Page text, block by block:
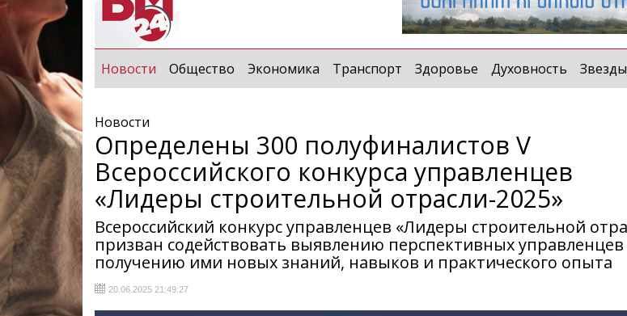
Новости (current)
Общество Экономика Транспорт Здоровье Духовность Звезды
Новости
Определены 300 полуфиналистов V
Всероссийского конкурса управленцев
«Лидеры строительной отрасли-2025»
Всероссийский конкурс управленцев «Лидеры строительной
призван содействовать выявлению перспективных
получению ими новых знаний, навыков и практического опыта
20.06.2025 21:49:27